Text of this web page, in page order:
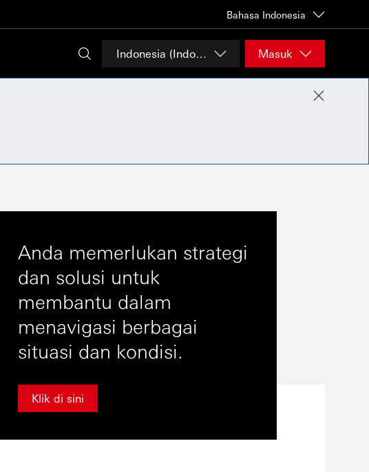
Bahasa Indonesia
Indonesia (Indonesia) Masuk
Anda memerlukan strategi
dan solusi untuk
membantu dalam
menavigasi berbagai
situasi dan kondisi.
Klik di sini